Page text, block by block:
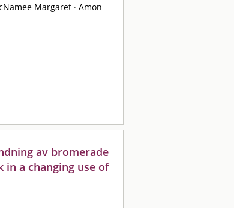
Margaret · Amon
av bromerade
a changing use of